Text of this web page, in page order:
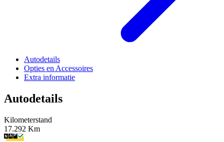
Autodetails
Opties en Accessoires
Extra informatie
Autodetails
Kilometerstand
17.292 Km